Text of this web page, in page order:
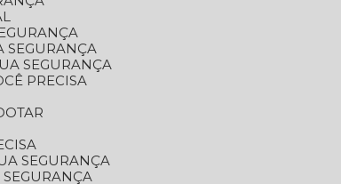
SEGURANÇA
SEGURANÇA
PRECISA
SEGURANÇA